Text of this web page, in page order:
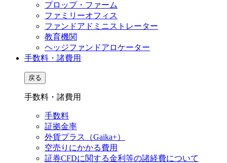
プロップ・ファーム
ファミリーオフィス
ファンドアドミニストレーター
教育機関
ヘッジファンドアロケーター
手数料・諸費用
戻る
手数料・諸費用
手数料
証拠金率
外貨プラス（Gaika+）
空売りにかかる費用
証券CFDに関する金利等の諸経費について